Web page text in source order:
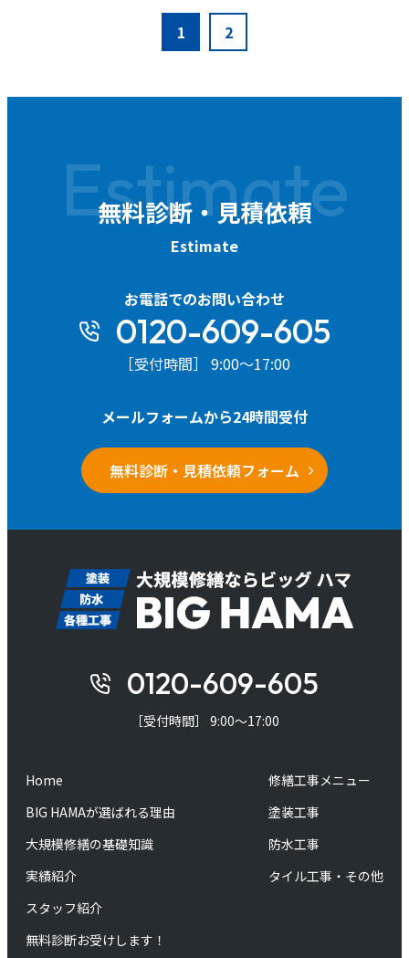
1 2
Estimate
無料診断・見積依頼
Estimate
お電話でのお問い合わせ
0120-609-605
［受付時間］ 9:00～17:00
メールフォームから24時間受付
無料診断・見積依頼フォーム
0120-609-605
［受付時間］ 9:00～17:00
Home
BIG HAMAが選ばれる理由
大規模修繕の基礎知識
実績紹介
スタッフ紹介
修繕工事メニュー
塗装工事
防水工事
タイル工事・その他
無料診断お受けします！